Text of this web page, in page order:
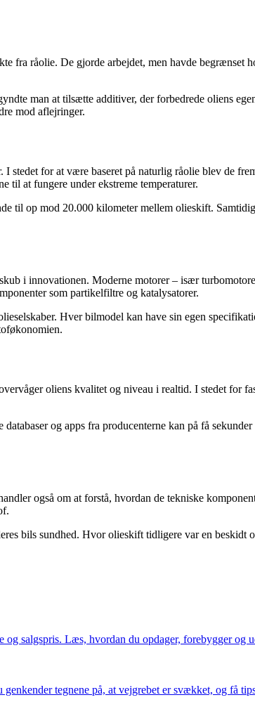
fra råolie. De gjorde arbejdet, men havde begrænset
man at tilsætte additiver, der forbedrede oliens
mod aflejringer.
stedet for at være baseret på naturlig råolie blev de
til at fungere under ekstreme temperaturer.
til op mod 20.000 kilometer mellem olieskift.
i innovationen. Moderne motorer – især
som partikelfiltre og katalysatorer.
Hver bilmodel kan have sin egen
oliens kvalitet og niveau i realtid. I stedet for
og apps fra producenterne kan på få
også om at forstå, hvordan de tekniske
bils sundhed. Hvor olieskift tidligere var en
salgspris. Læs, hvordan du opdager, forebygger
tegnene på, at vejgrebet er svækket, og få